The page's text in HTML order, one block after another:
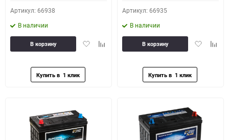
Артикул: 66938
В наличии
ДобавитьДобавить
В корзину
Артикул: 66935
В наличии
Добавить
В корзину